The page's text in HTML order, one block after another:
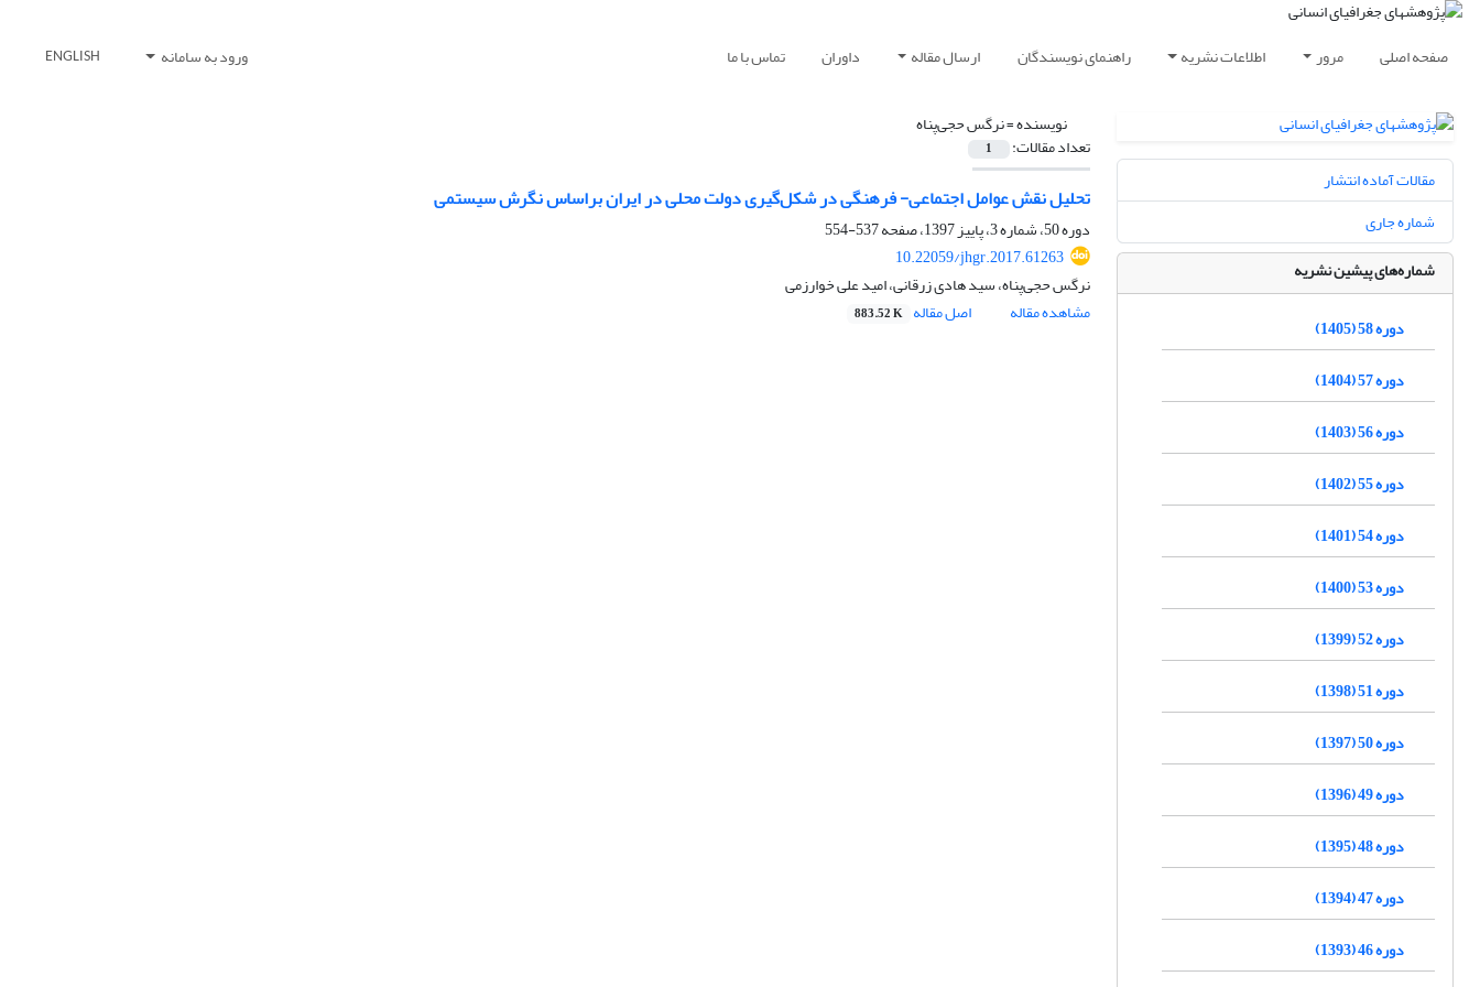
صفحه اصلی مرور اطلاعات نشریه راهنمای نویسندگان ارسال مقاله داوران تماس با ما ورود به سامانه ENGLISH
نویسنده =نرگس حجی‌پناه
تعداد مقالات: 1
تحلیل نقش عوامل اجتماعی- فرهنگی در شکل‌گیری دولت محلی در ایران براساس نگرش سیستمی
دوره 50، شماره 3، پاییز 1397، صفحه
537-554
10.22059/jhgr.2017.61263
نرگس حجی‌پناه، سید هادی زرقانی، امید علی خوارزمی
مشاهده مقاله
اصل مقاله 883.52 K
مقالات آماده انتشار
شماره جاری
شماره‌های پیشین نشریه
دوره 58 (1405)
دوره 57 (1404)
دوره 56 (1403)
دوره 55 (1402)
دوره 54 (1401)
دوره 53 (1400)
دوره 52 (1399)
دوره 51 (1398)
دوره 50 (1397)
دوره 49 (1396)
دوره 48 (1395)
دوره 47 (1394)
دوره 46 (1393)